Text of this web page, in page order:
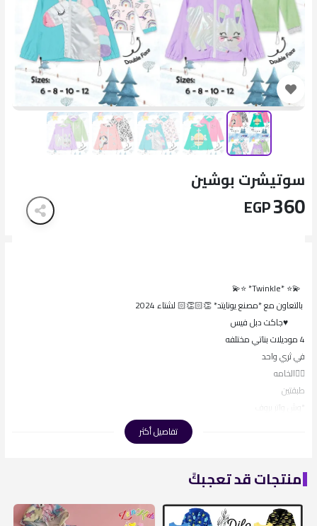
سوتيشرت بوشين
360
EGP
💫⭐ *Twinkle* ⭐💫
بالتعاون مع *مصنع يونايتد* 👏🏻👏🏻 لشتاء 2024
♥️جاكت دبل فيس
4 موديلات بناتي مختلفه
في ثري واحد
👈🏻الخامه
طبقتين
*وش واتر بروف
تفاصيل أكثر
منتجات قد تعجبكً